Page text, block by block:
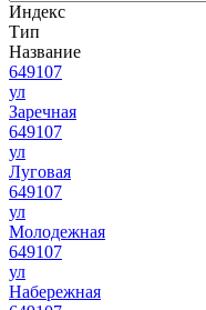
Индекс
Тип
Название
649107
ул
Заречная
649107
ул
Луговая
649107
ул
Молодежная
649107
ул
Набережная